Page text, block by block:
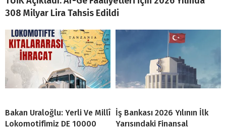
308 Milyar Lira Tahsis Edildi
Bakan Uraloğlu: Yerli Ve Millî
Lokomotifimiz DE 10000
İş Bankası 2026 Yılının İlk
Yarısındaki Finansal